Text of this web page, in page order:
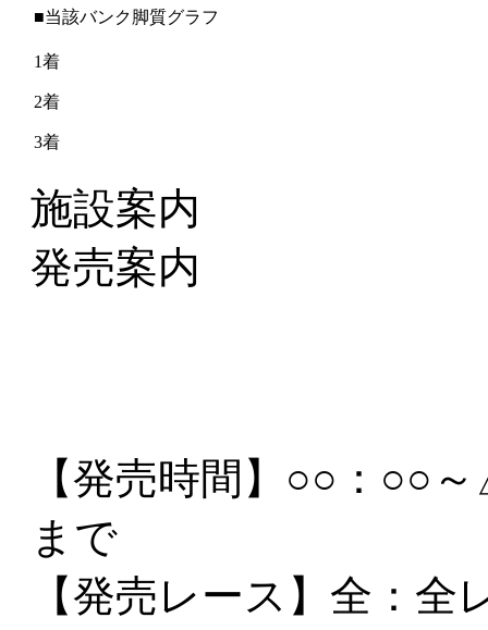
■当該バンク脚質グラフ
1着
2着
3着
施設案内
発売案内
【発売時間】 ○○：○○
まで
【発売レース】 全 ：